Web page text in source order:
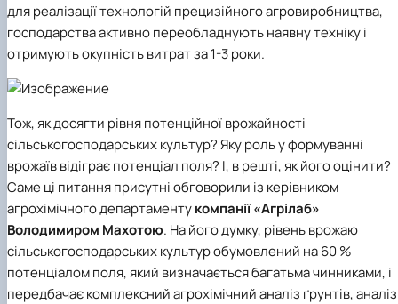
для реалізації технологій прецизійного агровиробництва,
господарства активно переобладнують наявну техніку і
отримують окупність витрат за 1-3 роки.
Тож, як досягти рівня потенційної врожайності
сільськогосподарських культур? Яку роль у формуванні
врожаїв відіграє потенціал поля? І, в решті, як його оцінити?
Саме ці питання присутні обговорили із керівником
агрохімічного департаментукомпанії«Агрілаб»
Володимиром Махотою. На його думку, рівень врожаю
сільськогосподарських культур обумовлений на 60 %
потенціалом поля, який визначається багатьма чинниками, і
передбачає комплексний агрохімічний аналіз ґрунтів, аналіз